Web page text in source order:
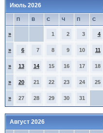
Июль 2026
П В С Ч П С
» 1 2 3 4
» 6 7 8 9 10 11
» 13 14 15 16 17 18
» 20 21 22 23 24 25
» 27 28 29 30 31
Август 2026